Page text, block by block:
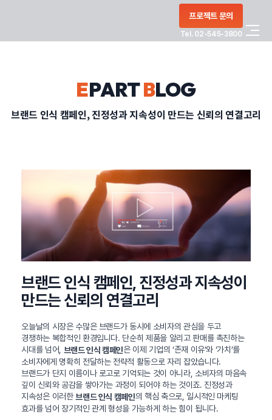
프로젝트 문의
Tel. 02-545-3800
BLOG
CONTACT
정부지원사업
EPARTBLOG
브랜드 인식 캠페인, 진정성과 지속성이 만드는 신뢰의 연결고리
브랜드 인식 캠페인, 진정성과 지속성이
만드는 신뢰의 연결고리
오늘날의 시장은 수많은 브랜드가 동시에 소비자의 관심을 두고
경쟁하는 복합적인 환경입니다. 단순히 제품을 알리고 판매를 촉진하는
시대를 넘어, 브랜드 인식 캠페인은 이제 기업의 ‘존재 이유’와 ‘가치’를
소비자에게 명확히 전달하는 전략적 활동으로 자리 잡았습니다.
브랜드가 단지 이름이나 로고로 기억되는 것이 아니라, 소비자의 마음속
깊이 신뢰와 공감을 쌓아가는 과정이 되어야 하는 것이죠. 진정성과
지속성은 이러한 브랜드 인식 캠페인의 핵심 축으로, 일시적인 마케팅
효과를 넘어 장기적인 관계 형성을 가능하게 하는 힘이 됩니다.